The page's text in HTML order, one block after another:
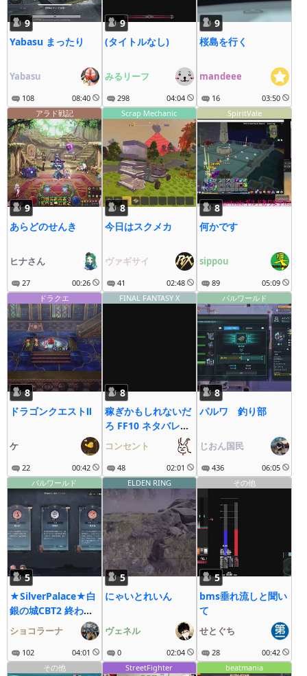
9
Yabasu まったり
Yabasu
108 08:40
9
(タイトルなし)
みるリーフ
298 04:04
9
桜島を行く
mandeee
16
03:50
アラド戦記
9
あらどのせんき
ヒナさん
27 00:26
Scrap Mechanic
8
今日はスクメカ
ヴァギサイ
41 02:48
SpiritVale
8
何かです
sippou
89
05:09
ドラクエ
8
ドラゴンクエストⅡ
ケ
22 00:42
FINAL FANTASY X
8
稼ぎかもしれないだ
ろ FF10 ネタバレあ
コンセント
48 02:01
パルワールド
8
パルワ 釣り部
じおん国民
436
06:05
パルワールド
5
★SilverPalace★白
銀の城CBT2 終わり
間際のだらっとプレ
イ!
ショコラーナ
102 04:01
ELDEN RING
5
にゃいとれいん
ヴェネル
0 02:04
その他
5
bms垂れ流しと聞い
て
せとぐち
28
00:42
その他
StreetFighter beatmania